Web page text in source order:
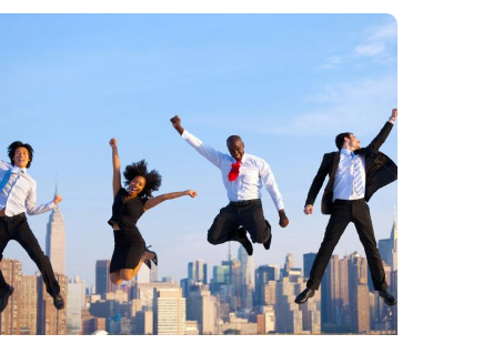
ส่วนขององค์กรทั้งการประสานงาน การสื่อสาร การ